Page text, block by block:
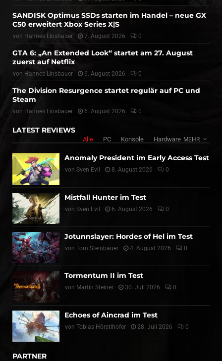
SANDISK Optimus SSDs starten im Handel – neue GX
C50 erweitert Xbox Series X|S
von Hannes Linsbauer 7. August 2026 0
GTA 6: „An Extended Look“ startet am 27. August
zuerst auf Netflix
von Hannes Linsbauer 6. August 2026 0
The Division Resurgence startet regulär auf PC und
Steam
von Hannes Linsbauer 6. August 2026 0
LATEST REVIEWS
Alle PC Konsole Hardware MEHR
Anomaly President im Early Access Test
von Sven Evil 8. August 2026 0
Mistfall Hunter im Test
von Sven Evil 6. August 2026 0
Jotunnslayer: Hordes of Hel im Test
von Tom Steinbauer 4. August 2026 0
Tormentum II im Test
von Martin Steiner 30. Juli 2026 0
Echoes of Aincrad im Test
von Tobias Hörstlhofer 28. Juli 2026 0
PARTNER